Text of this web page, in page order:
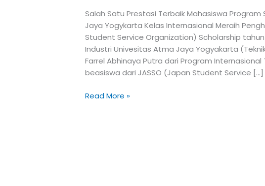
Salah Satu Prestasi Terbaik Mahasiswa
Jaya Yogykarta Kelas Internasional Meraih
Student Service Organization) Scholarship
Industri Univesitas Atma Jaya Yogyakarta
Farrel Abhinaya Putra dari Program
beasiswa dari JASSO (Japan Student Service […]
Read More »